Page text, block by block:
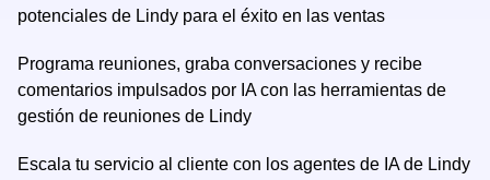
potenciales de Lindy para el éxito en las ventas
Programa reuniones, graba conversaciones y recibe
comentarios impulsados por IA con las herramientas de
gestión de reuniones de Lindy
Escala tu servicio al cliente con los agentes de IA de Lindy